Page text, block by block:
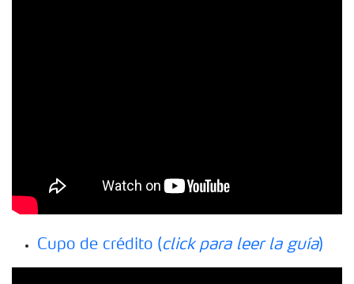
Cupo de crédito (click para leer la guía)